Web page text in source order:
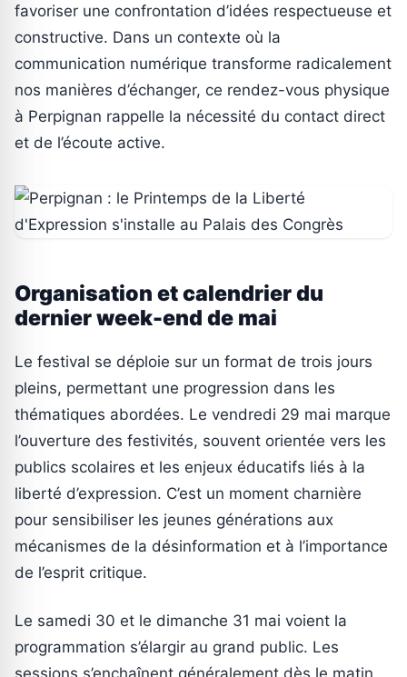
favoriser une confrontation d’idées respectueuse et
constructive. Dans un contexte où la
communication numérique transforme radicalement
nos manières d’échanger, ce rendez-vous physique
à Perpignan rappelle la nécessité du contact direct
et de l’écoute active.
Organisation et calendrier du
dernier week-end de mai
Le festival se déploie sur un format de trois jours
pleins, permettant une progression dans les
thématiques abordées. Le vendredi 29 mai marque
l’ouverture des festivités, souvent orientée vers les
publics scolaires et les enjeux éducatifs liés à la
liberté d’expression. C’est un moment charnière
pour sensibiliser les jeunes générations aux
mécanismes de la désinformation et à l’importance
de l’esprit critique.
Le samedi 30 et le dimanche 31 mai voient la
programmation s’élargir au grand public. Les
sessions s’enchaînent généralement dès le matin